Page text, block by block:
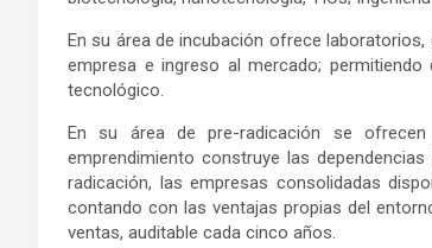
En su área de incubación ofrece
empresa e ingreso al mercado;
tecnológico.
En su área de pre-radicación se
emprendimiento construye las
radicación, las empresas consolidadas
contando con las ventajas propias del
ventas, auditable cada cinco años.